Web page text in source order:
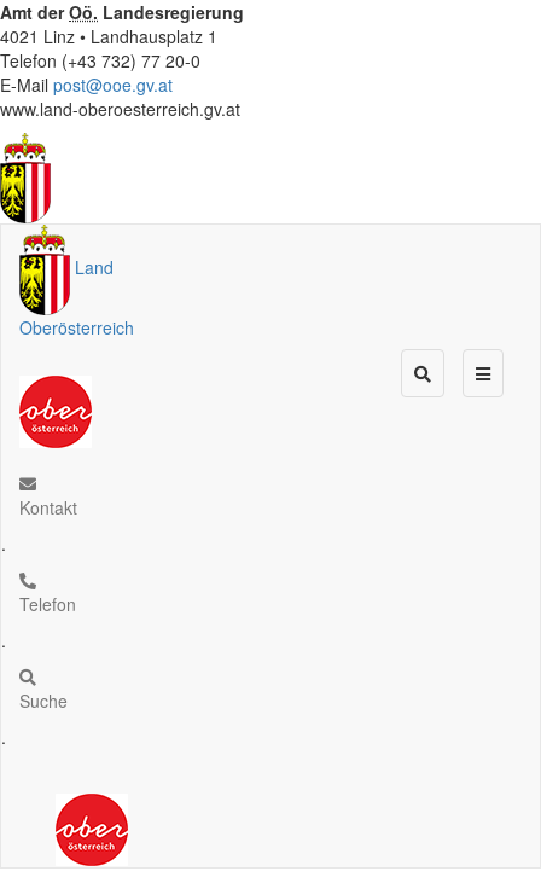
Amt derOö. Landesregierung
4021 Linz • Landhausplatz 1
Telefon (+43 732) 77 20-0
E-Mail post@ooe.gv.at
www.land-oberoesterreich.gv.at
Land
Oberösterreich
Kontakt
.
Telefon
.
Suche
.